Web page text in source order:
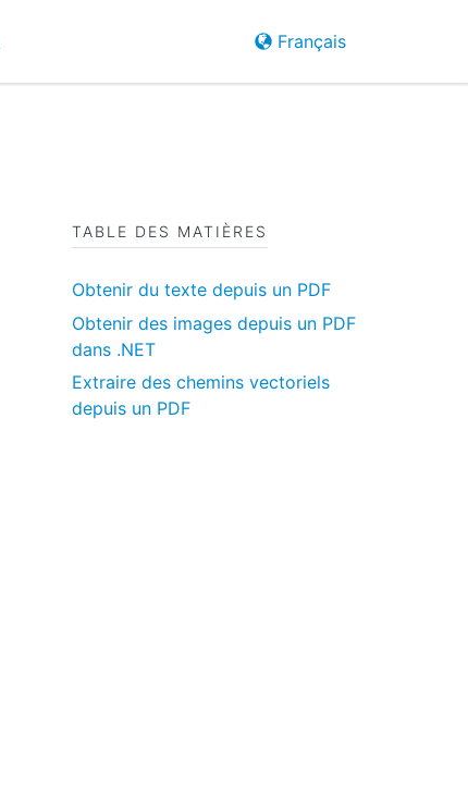
Français
TABLE DES MATIÈRES
Obtenir du texte depuis un PDF
Obtenir des images depuis un PDF
dans .NET
Extraire des chemins vectoriels
depuis un PDF